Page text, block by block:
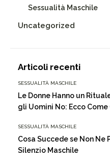
Sessualità Maschile
Uncategorized
Articoli recenti
SESSUALITÀ MASCHILE
Le Donne Hanno un
gli Uomini No: Ecco
SESSUALITÀ MASCHILE
Cosa Succede se Non Ne
Silenzio Maschile